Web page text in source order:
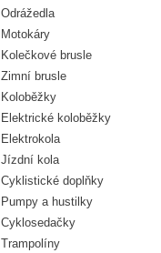
Odrážedla
Motokáry
Kolečkové brusle
Zimní brusle
Koloběžky
Elektrické koloběžky
Elektrokola
Jízdní kola
Cyklistické doplňky
Pumpy a hustilky
Cyklosedačky
Trampolíny